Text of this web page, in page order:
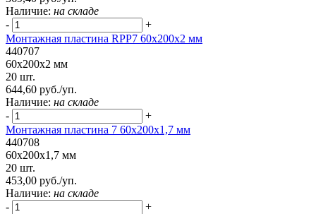
Наличие: на складе
-
+
Монтажная пластина RPP7 60x200x2 мм
440707
60x200x2 мм
20 шт.
644,60 руб./уп.
Наличие: на складе
-
+
Монтажная пластина 7 60x200x1,7 мм
440708
60x200x1,7 мм
20 шт.
453,00 руб./уп.
Наличие: на складе
-
+